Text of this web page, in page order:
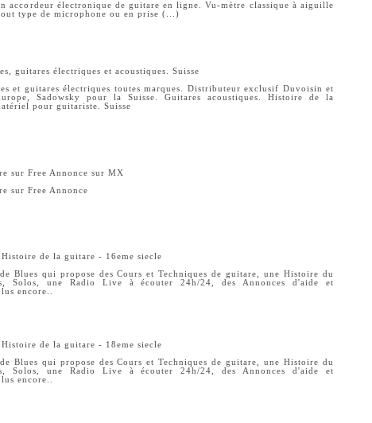
accordeur électronique de guitare en ligne. Vu-mètre classique à aiguille
type de microphone ou en prise (...)
guitares électriques et acoustiques. Suisse
et guitares électriques toutes marques. Distributeur exclusif Duvoisin et
Sadowsky pour la Suisse. Guitares acoustiques. Histoire de la
pour guitariste. Suisse
sur Free Annonce sur MX
sur Free Annonce
de la guitare - 16eme siecle
Blues qui propose des Cours et Techniques de guitare, une Histoire du
Solos, une Radio Live à écouter 24h/24, des Annonces d'aide et
encore..
de la guitare - 18eme siecle
Blues qui propose des Cours et Techniques de guitare, une Histoire du
Solos, une Radio Live à écouter 24h/24, des Annonces d'aide et
encore..